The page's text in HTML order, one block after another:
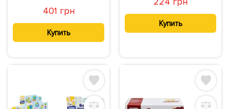
401 грн
Купить
Купить